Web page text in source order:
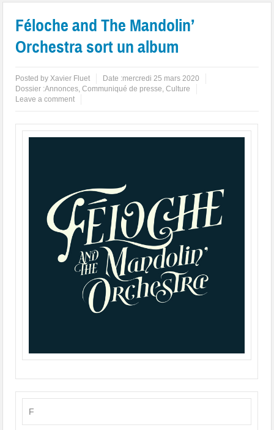
Féloche and The Mandolin’
Orchestra sort un album
Posted byXavier Fluet Date :mercredi 25 mars 2020
Dossier :Annonces,Communiqué de presse,Culture
Leave a comment
F